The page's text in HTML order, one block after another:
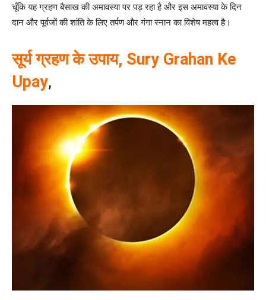
चूँकि यह ग्रहण बैसाख की अमावस्या पर पड़ रहा है और इस अमावस्या के दिन
दान और पूर्वजों की शांति के लिए तर्पण और गंगा स्नान का विशेष महत्व है।
सूर्य ग्रहण के उपाय, Sury Grahan Ke
Upay,